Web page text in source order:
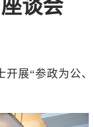
谈会
展“参政为公、